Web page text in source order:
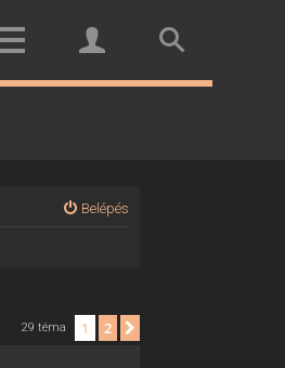
Belépés
29 téma 1 2